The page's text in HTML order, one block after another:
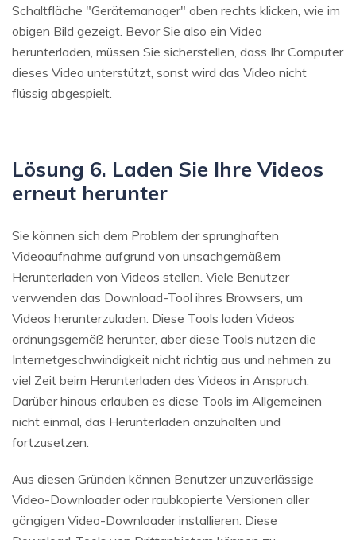
Schaltfläche "Gerätemanager" oben rechts klicken, wie im
obigen Bild gezeigt. Bevor Sie also ein Video
herunterladen, müssen Sie sicherstellen, dass Ihr Computer
dieses Video unterstützt, sonst wird das Video nicht
flüssig abgespielt.
Lösung 6. Laden Sie Ihre Videos
erneut herunter
Sie können sich dem Problem der sprunghaften
Videoaufnahme aufgrund von unsachgemäßem
Herunterladen von Videos stellen. Viele Benutzer
verwenden das Download-Tool ihres Browsers, um
Videos herunterzuladen. Diese Tools laden Videos
ordnungsgemäß herunter, aber diese Tools nutzen die
Internetgeschwindigkeit nicht richtig aus und nehmen zu
viel Zeit beim Herunterladen des Videos in Anspruch.
Darüber hinaus erlauben es diese Tools im Allgemeinen
nicht einmal, das Herunterladen anzuhalten und
fortzusetzen.
Aus diesen Gründen können Benutzer unzuverlässige
Video-Downloader oder raubkopierte Versionen aller
gängigen Video-Downloader installieren. Diese